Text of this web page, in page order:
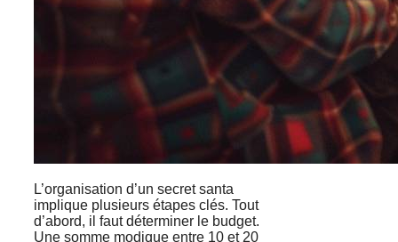
L’organisation d’un secret santa
implique plusieurs étapes clés. Tout
d’abord, il faut déterminer le budget.
Une somme modique entre 10 et 20